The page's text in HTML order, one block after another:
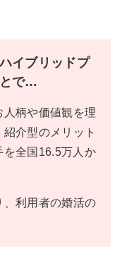
イブリッドプ
で…
柄や価値観を理
介型のメリット
を全国16.5万人か
利用者の婚活の